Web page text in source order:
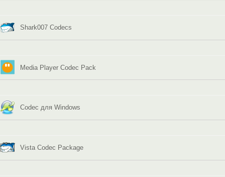
Shark007 Codecs
Media Player Codec Pack
Codec для Windows
Vista Codec Package